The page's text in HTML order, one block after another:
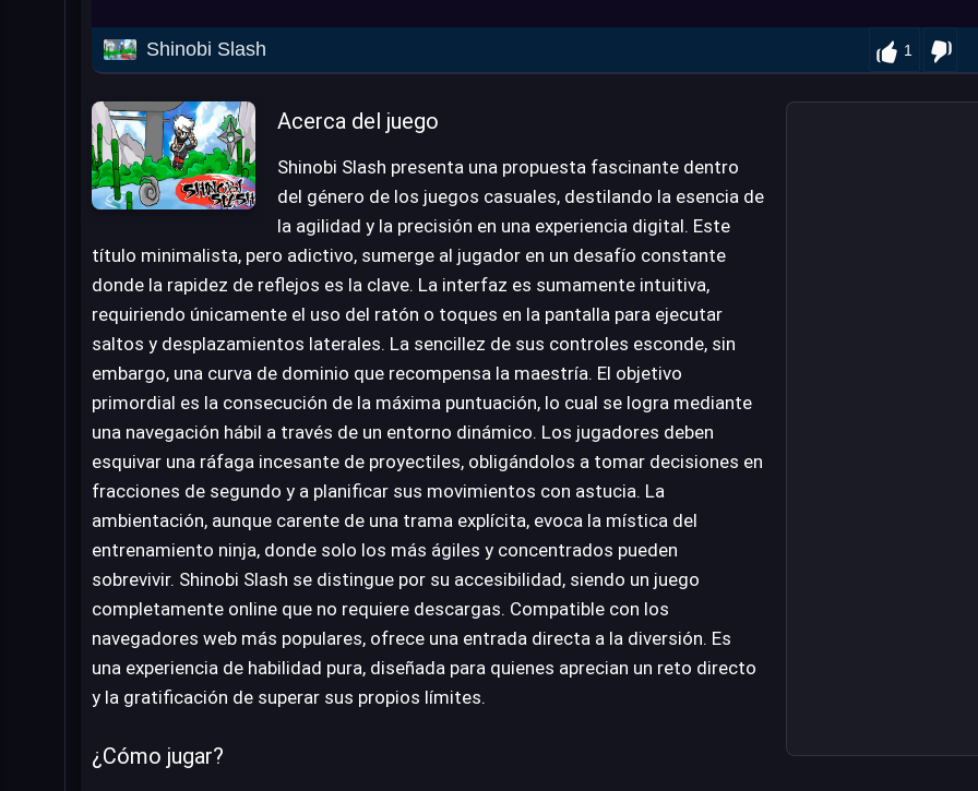
Shinobi Slash 1
Acerca del juego
Shinobi Slash presenta una propuesta fascinante dentro
del género de los juegos casuales, destilando la esencia de
la agilidad y la precisión en una experiencia digital. Este
título minimalista, pero adictivo, sumerge al jugador en un desafío constante
donde la rapidez de reflejos es la clave. La interfaz es sumamente intuitiva,
requiriendo únicamente el uso del ratón o toques en la pantalla para ejecutar
saltos y desplazamientos laterales. La sencillez de sus controles esconde, sin
embargo, una curva de dominio que recompensa la maestría. El objetivo
primordial es la consecución de la máxima puntuación, lo cual se logra mediante
una navegación hábil a través de un entorno dinámico. Los jugadores deben
esquivar una ráfaga incesante de proyectiles, obligándolos a tomar decisiones en
fracciones de segundo y a planificar sus movimientos con astucia. La
ambientación, aunque carente de una trama explícita, evoca la mística del
entrenamiento ninja, donde solo los más ágiles y concentrados pueden
sobrevivir. Shinobi Slash se distingue por su accesibilidad, siendo un juego
completamente online que no requiere descargas. Compatible con los
navegadores web más populares, ofrece una entrada directa a la diversión. Es
una experiencia de habilidad pura, diseñada para quienes aprecian un reto directo
y la gratificación de superar sus propios límites.
¿Cómo jugar?